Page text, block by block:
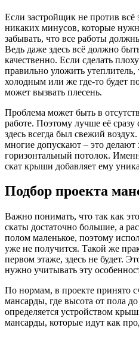
Если застройщик не против всё
никаких минусов, которые
забывать, что все работы
Ведь даже здесь всё должно
качественно. Если сделать
правильно уложить
холодным или же где-то будет
может вызвать плесень.
Проблема может быть в
работе. Поэтому лучше её сразу
здесь всегда был свежий
многие допускают – это делают
горизонтальный потолок.
скат крыши добавляет ему
Подбор проекта
Важно понимать, что так как
скаты достаточно большие, а
полом маленькое, поэтому
уже не получится. Такой же
первом этаже, здесь не будет.
нужно учитывать эту
По нормам, в проекте принято
мансарды, где высота от пола
определяется устройством
мансарды, которые идут как